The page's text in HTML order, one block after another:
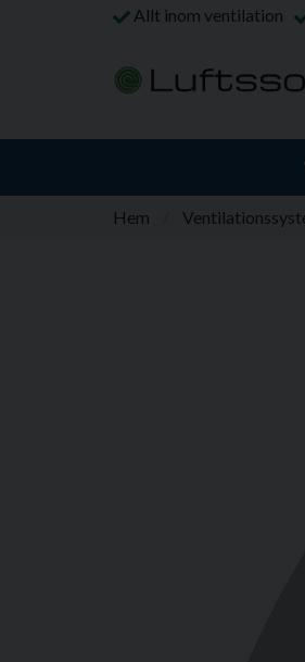
Allt inom ventilation
Hem